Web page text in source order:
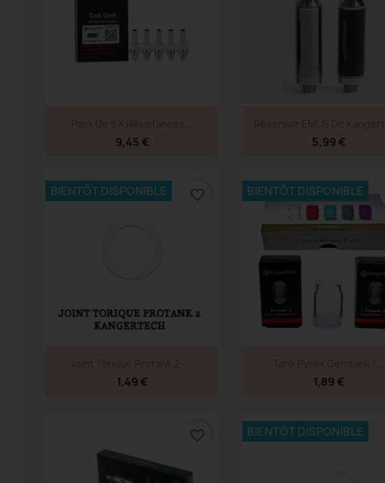
Aperçu rapide
Pack De 5 X Résistances...
9,45 €
Aperçu rapide
Réservoir EMUS De
5,99 €
Aperçu rapide
Joint Torique Protank 2 -...
1,49 €
BIENTÔT DISPONIBLE favorite_border
 Aperçu rapide
Tank Pyrex Genitank /...
1,89 €
BIENTÔT DISPONIBLE
favorite_border BIENTÔT DISPONIBLE